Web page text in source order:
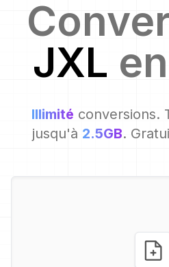
JXL en
Illimité conversions.
jusqu'à 2.5GB.